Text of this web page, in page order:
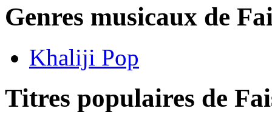
Genres musicaux de
Khaliji Pop
Titres populaires de